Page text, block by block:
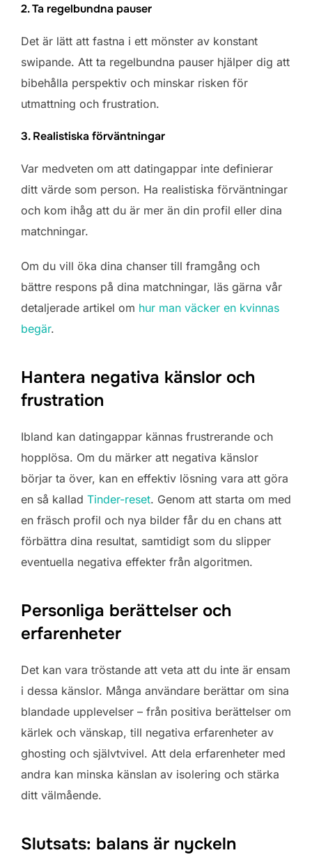
2. Ta regelbundna pauser
Det är lätt att fastna i ett mönster av konstant
swipande. Att ta regelbundna pauser hjälper dig att
bibehålla perspektiv och minskar risken för
utmattning och frustration.
3. Realistiska förväntningar
Var medveten om att datingappar inte definierar
ditt värde som person. Ha realistiska förväntningar
och kom ihåg att du är mer än din profil eller dina
matchningar.
Om du vill öka dina chanser till framgång och
bättre respons på dina matchningar, läs gärna vår
detaljerade artikel om hur man väcker en kvinnas
begär.
Hantera negativa känslor och
frustration
Ibland kan datingappar kännas frustrerande och
hopplösa. Om du märker att negativa känslor
börjar ta över, kan en effektiv lösning vara att göra
en så kallad Tinder-reset. Genom att starta om med
en fräsch profil och nya bilder får du en chans att
förbättra dina resultat, samtidigt som du slipper
eventuella negativa effekter från algoritmen.
Personliga berättelser och
erfarenheter
Det kan vara tröstande att veta att du inte är ensam
i dessa känslor. Många användare berättar om sina
blandade upplevelser – från positiva berättelser om
kärlek och vänskap, till negativa erfarenheter av
ghosting och självtvivel. Att dela erfarenheter med
andra kan minska känslan av isolering och stärka
ditt välmående.
Slutsats: balans är nyckeln